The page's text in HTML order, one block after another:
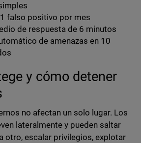
falso positivo por mes
de respuesta de 6 minutos
de amenazas en 10
y cómo detener
no afectan un solo lugar. Los
lateralmente y pueden saltar
otro, escalar privilegios, explotar